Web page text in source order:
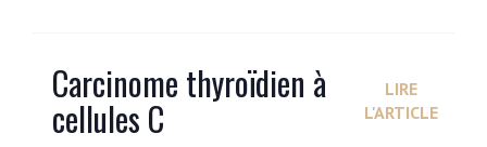
Carcinome thyroïdien à
cellules C
LIRE
L'ARTICLE